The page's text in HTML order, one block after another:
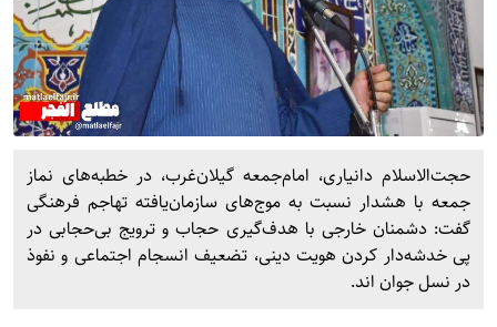
حجت‌الاسلام دانیاری، امام‌جمعه گیلان‌غرب، در خطبه‌های نماز
جمعه با هشدار نسبت به موج‌های سازمان‌یافته تهاجم فرهنگی
گفت: دشمنان خارجی با هدف‌گیری حجاب و ترویج بی‌حجابی در
پی خدشه‌دار کردن هویت دینی، تضعیف انسجام اجتماعی و نفوذ
در نسل جوان‌ اند.